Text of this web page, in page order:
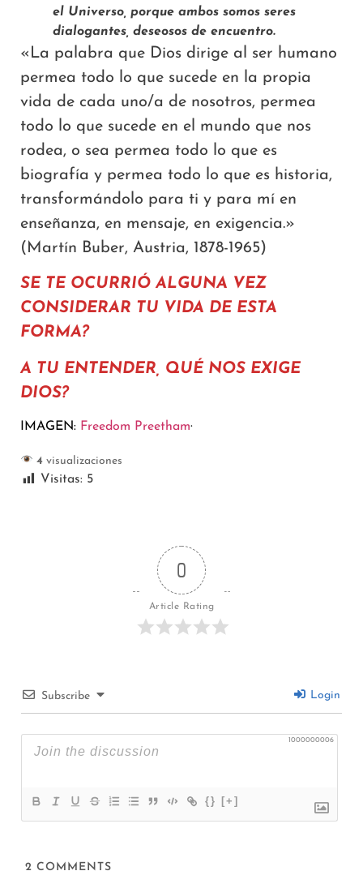
el Universo, porque ambos somos seres
dialogantes, deseosos de encuentro.
«La palabra que Dios dirige al ser humano
permea todo lo que sucede en la propia
vida de cada uno/a de nosotros, permea
todo lo que sucede en el mundo que nos
rodea, o sea permea todo lo que es
biografía y permea todo lo que es historia,
transformándolo para ti y para mí en
enseñanza, en mensaje, en exigencia.»
(Martín Buber, Austria, 1878-1965)
SE TE OCURRIÓ ALGUNA VEZ
CONSIDERAR TU VIDA DE ESTA
FORMA?
A TU ENTENDER, QUÉ NOS EXIGE
DIOS?
IMAGEN: Freedom Preetham·
4visualizaciones
Visitas: 5
0
Article Rating
Subscribe Login
1000000006
{} [+]
2 COMMENTS